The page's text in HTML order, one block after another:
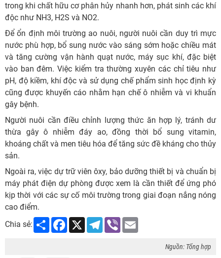
trong khi chất hữu cơ phân hủy nhanh hơn, phát sinh các khí
độc như NH3, H2S và NO2.
Để ổn định môi trường ao nuôi, người nuôi cần duy trì mực
nước phù hợp, bổ sung nước vào sáng sớm hoặc chiều mát
và tăng cường vận hành quạt nước, máy sục khí, đặc biệt
vào ban đêm. Việc kiểm tra thường xuyên các chỉ tiêu như
pH, độ kiềm, khí độc và sử dụng chế phẩm sinh học định kỳ
cũng được khuyến cáo nhằm hạn chế ô nhiễm và vi khuẩn
gây bệnh.
Người nuôi cần điều chỉnh lượng thức ăn hợp lý, tránh dư
thừa gây ô nhiễm đáy ao, đồng thời bổ sung vitamin,
khoáng chất và men tiêu hóa để tăng sức đề kháng cho thủy
sản.
Ngoài ra, việc dự trữ viên ôxy, bảo dưỡng thiết bị và chuẩn bị
máy phát điện dự phòng được xem là cần thiết để ứng phó
kịp thời với các sự cố môi trường trong giai đoạn nắng nóng
cao điểm.
Chia sẻ:
Share Facebook
X Telegram
Viber
Nguồn: Tổng hợp